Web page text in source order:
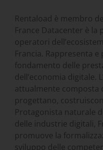
Rentaload è membro
France Datacenter è la
operatori
Francia. Rappresenta
fondamento delle
dell’economia digitale.
attualmente composta
progettano,
Protagonista naturale
delle industrie digitali,
promuove la
sviluppo delle